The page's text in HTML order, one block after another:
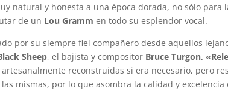
natural y honesta a una época dorada, no sólo para
de un Lou Gramm en todo su esplendor vocal.
por su siempre fiel compañero desde aquellos
Sheep, el bajista y compositor Bruce Turgon,
reconstruidas si era necesario, pero
mismas, por lo que asombra la calidad y